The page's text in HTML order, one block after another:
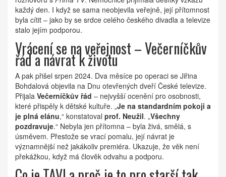
každý den. I když se sama neobjevila veřejně, její přítomnost
byla cítit – jako by se srdce celého českého divadla a televize
stalo jejím podporou.
Vrácení se na veřejnost – Večerníčkův
řád a návrat k životu
A pak přišel srpen 2024. Dva měsíce po operaci se Jiřina
Bohdalová objevila na Dnu otevřených dveří České televize.
Přijala Večerníčkův řád – nejvyšší ocenění pro osobnosti,
které přispěly k dětské kultuře. „Je na standardním pokoji a
je plná elánu,“ konstatoval prof. Neužil. „Všechny
pozdravuje.“ Nebyla jen přítomna – byla živá, smělá, s
úsměvem. Přestože se vrací pomalu, její návrat je
významnější než jakákoliv premiéra. Ukazuje, že věk není
překážkou, když má člověk odvahu a podporu.